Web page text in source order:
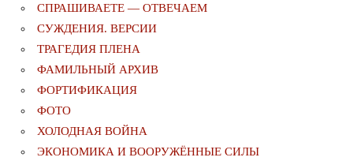
СПРАШИВАЕТЕ — ОТВЕЧАЕМ
СУЖДЕНИЯ. ВЕРСИИ
ТРАГЕДИЯ ПЛЕНА
ФАМИЛЬНЫЙ АРХИВ
ФОРТИФИКАЦИЯ
ФОТО
ХОЛОДНАЯ ВОЙНА
ЭКОНОМИКА И ВООРУЖЁННЫЕ СИЛЫ